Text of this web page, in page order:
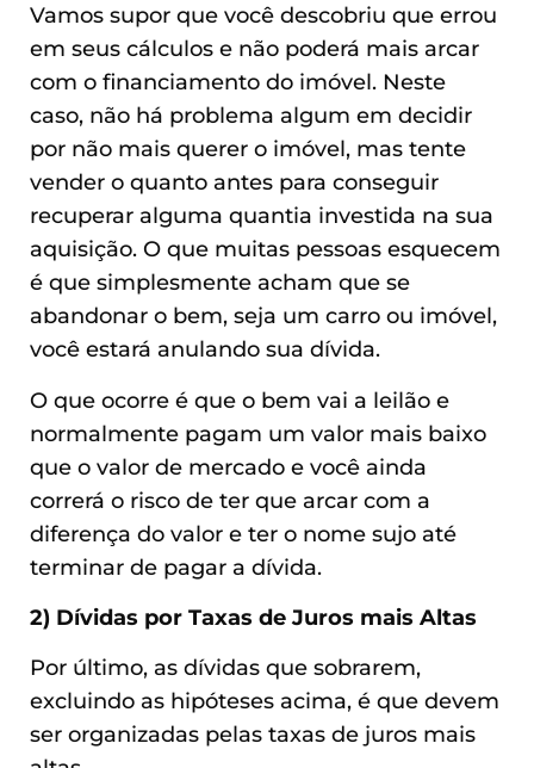
Vamos supor que você descobriu que errou
em seus cálculos e não poderá mais arcar
com o financiamento do imóvel. Neste
caso, não há problema algum em decidir
por não mais querer o imóvel, mas tente
vender o quanto antes para conseguir
recuperar alguma quantia investida na sua
aquisição. O que muitas pessoas esquecem
é que simplesmente acham que se
abandonar o bem, seja um carro ou imóvel,
você estará anulando sua dívida.
O que ocorre é que o bem vai a leilão e
normalmente pagam um valor mais baixo
que o valor de mercado e você ainda
correrá o risco de ter que arcar com a
diferença do valor e ter o nome sujo até
terminar de pagar a dívida.
2) Dívidas por Taxas de Juros mais Altas
Por último, as dívidas que sobrarem,
excluindo as hipóteses acima, é que devem
ser organizadas pelas taxas de juros mais